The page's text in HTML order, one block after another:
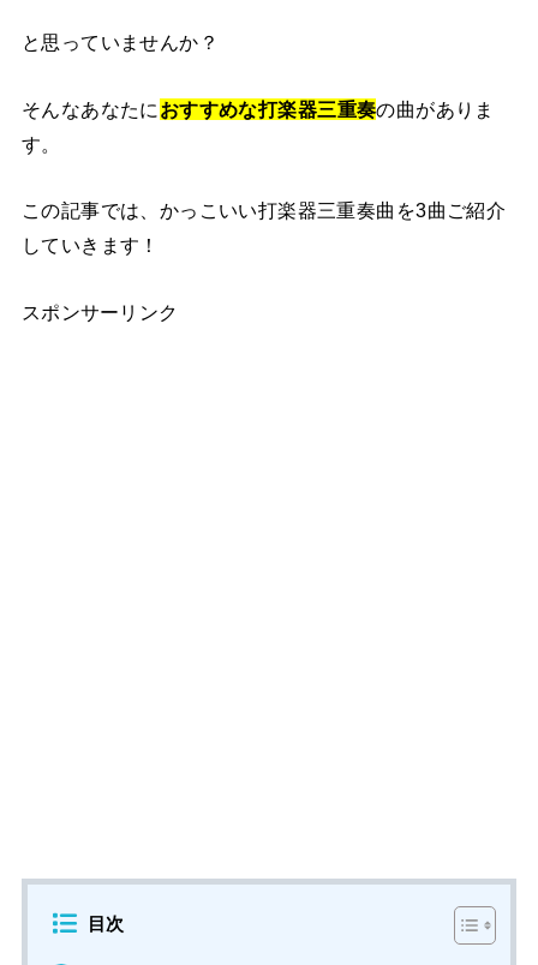
と思っていませんか？
そんなあなたに おすすめな打楽器三重奏の曲がありま
す。
この記事では、かっこいい打楽器三重奏曲を3曲ご紹介
していきます！
スポンサーリンク
目次